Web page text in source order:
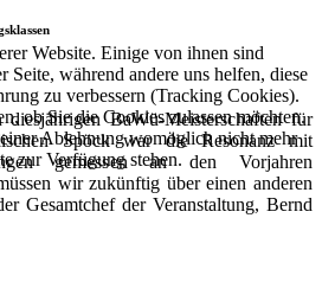
diesjährigen BaWü-Meisterschaften für
Spöck war die Resonanz mit
gemessen an den Vorjahren
wir zukünftig über einen anderen
Gesamtchef der Veranstaltung, Bernd
Website. Einige von ihnen sind
Seite, während andere uns helfen, diese
zu verbessern (Tracking Cookies).
ob Sie die Cookies zulassen möchten.
Ablehnung womöglich nicht mehr
zur Verfügung stehen.